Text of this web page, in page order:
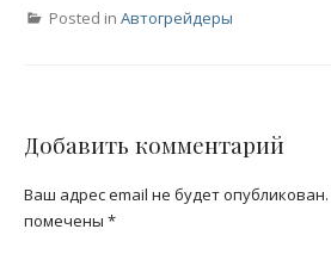
Posted in Автогрейдеры
Добавить комментарий
Ваш адрес email не будет опубликован.
помечены *